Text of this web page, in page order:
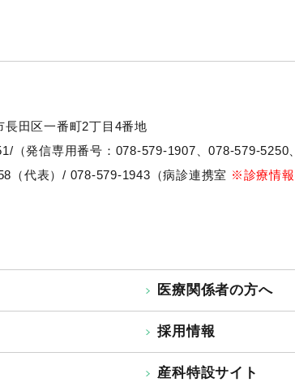
長田区一番町2丁目4番地
（発信専用番号：078-579-1907、078-579-5250、
（代表）/ 078-579-1943（病診連携室 ※診療情
医療関係者の方へ
採用情報
産科特設サイト